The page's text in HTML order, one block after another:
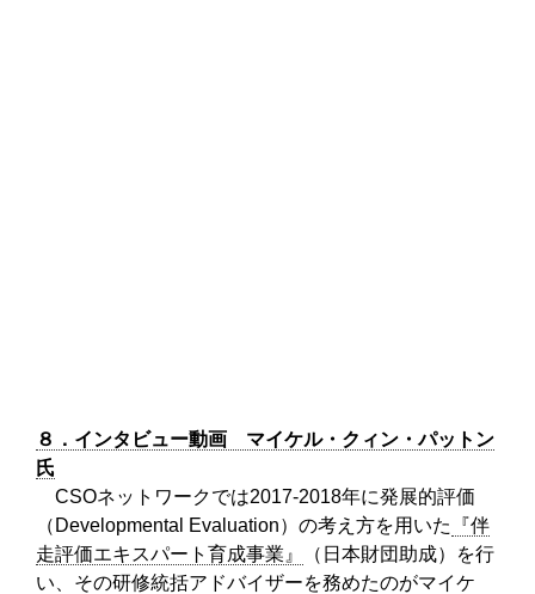
８．インタビュー動画 マイケル・クィン・パットン
氏
CSOネットワークでは2017-2018年に発展的評価
（Developmental Evaluation）の考え方を用いた
『伴
走評価エキスパート育成事業』
（日本財団助成）を行
い、その研修統括アドバイザーを務めたのがマイケ